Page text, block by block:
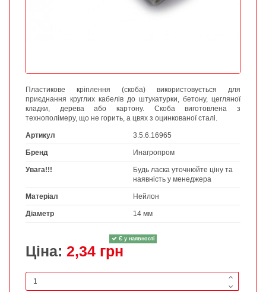
Пластикове кріплення (скоба) використовується для
приєднання круглих кабелів до штукатурки, бетону, цегляної
кладки, дерева або картону. Скоба виготовлена з
технополімеру, що не горить, а цвях з оцинкованої сталі.
Артикул 3.5.6.16965
Бренд Инагропром
Увага!!!
Будь ласка уточнюйте ціну та
наявність у менеджера
Матеріал Нейлон
Діаметр 14 мм
Є у наявності
Ціна: 2,34 грн